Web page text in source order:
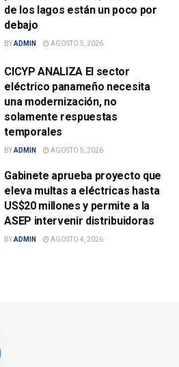
de los lagos están un poco por
debajo
BYADMIN AGOSTO 5, 2026
CICYP ANALIZA El sector
eléctrico panameño necesita
una modernización, no
solamente respuestas
temporales
BYADMIN AGOSTO 5, 2026
Gabinete aprueba proyecto que
eleva multas a eléctricas hasta
US$20 millones y permite a la
ASEP intervenir distribuidoras
BYADMIN AGOSTO 4, 2026